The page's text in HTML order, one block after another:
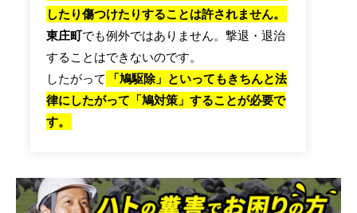
したり傷つけたりすることは許されません。
東庄町でも例外ではありません。撃退・退治
することはできないのです。
したがって
「鳩駆除」といってもきちんと法
律にしたがって「鳩対策」することが必要で
す。